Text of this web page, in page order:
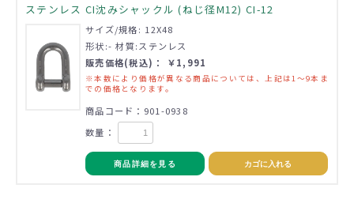
ステンレス CI沈みシャックル (ねじ径M12) CI-12
サイズ/規格: 12X48
形状:- 材質:ステンレス
販売価格(税込)： ￥1,991
※本数により価格が異なる商品については、上記は1～9本ま
での価格となります。
商品コード：901-0938
数量：
商品詳細を見る カゴに入れる